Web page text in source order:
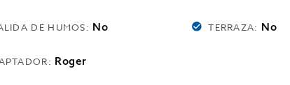
DE HUMOS: No TERRAZA: No
Roger